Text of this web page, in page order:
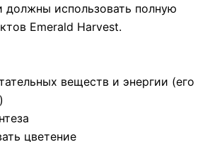
должны использовать полную
Emerald Harvest.
веществ и энергии (его
цветение